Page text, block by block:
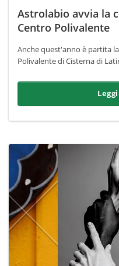
Astrolabio avvia la
Centro Polivalente
Anche quest'anno è partita
Polivalente di Cisterna di